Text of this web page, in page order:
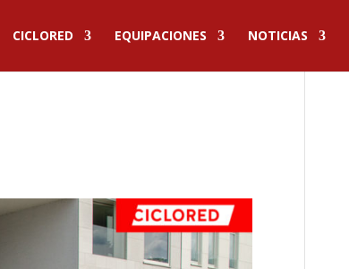
CICLORED EQUIPACIONES NOTICIAS